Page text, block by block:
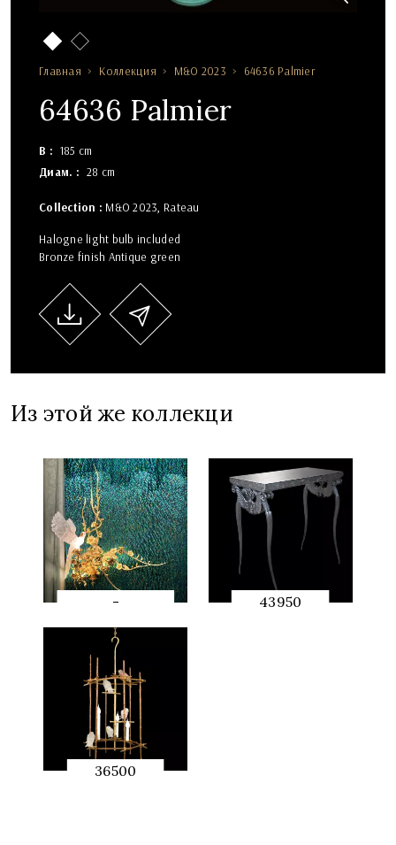
Главная Коллекция M&O 2023 64636 Palmier
64636 Palmier
В
185 cm
Диам.
28 cm
Collection : M&O 2023 Rateau
Halogne light bulb included
Bronze finish Antique green
Из этой же коллекци
-
Ambiance-
QUICK
PREVIEW
43950
36500